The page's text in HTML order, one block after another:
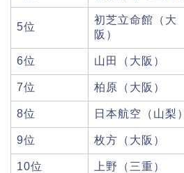
5位
初芝立命館（大
阪）
6位 山田（大阪）
7位 柏原（大阪）
8位 日本航空（山梨）
9位 枚方（大阪）
10位 上野（三重）